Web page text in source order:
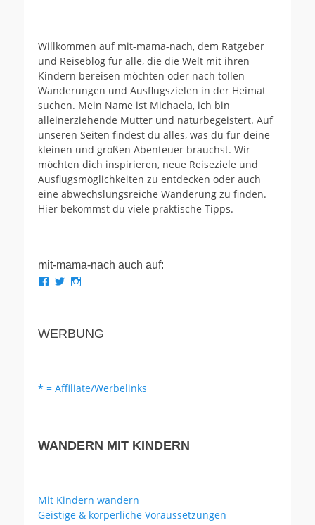
Willkommen auf mit-mama-nach, dem Ratgeber
und Reiseblog für alle, die die Welt mit ihren
Kindern bereisen möchten oder nach tollen
Wanderungen und Ausflugszielen in der Heimat
suchen. Mein Name ist Michaela, ich bin
alleinerziehende Mutter und naturbegeistert. Auf
unseren Seiten findest du alles, was du für deine
kleinen und großen Abenteuer brauchst. Wir
möchten dich inspirieren, neue Reiseziele und
Ausflugsmöglichkeiten zu entdecken oder auch
eine abwechslungsreiche Wanderung zu finden.
Hier bekommst du viele praktische Tipps.
mit-mama-nach auch auf:
Profil
anzeigen
Profil
anzeigen
anzeigen
WERBUNG
* = Affiliate/Werbelinks
WANDERN MIT KINDERN
Mit Kindern wandern
Geistige & körperliche Voraussetzungen